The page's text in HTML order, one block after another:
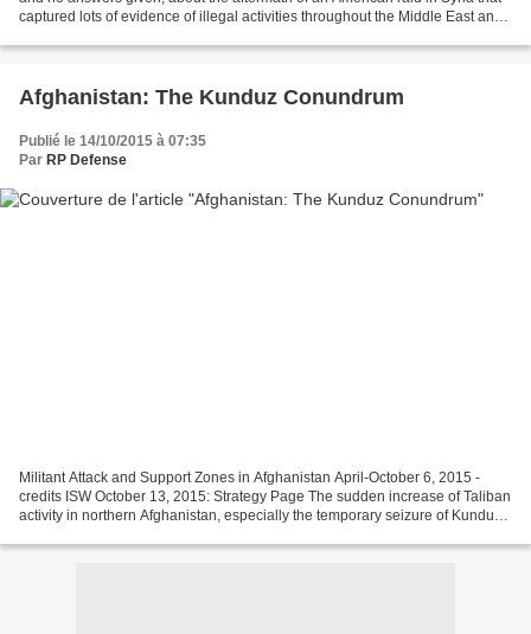
captured lots of evidence of illegal activities throughout the Middle East and
Afghanistan: The Kunduz Conundrum
Publié le 14/10/2015 à 07:35
Par RP Defense
Militant Attack and Support Zones in Afghanistan April-October 6, 2015 -
credits ISW October 13, 2015: Strategy Page The sudden increase of Taliban
activity in northern Afghanistan, especially the temporary seizure of Kunduz